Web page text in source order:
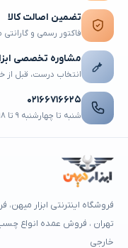
تضمین اصالت کالا
فاکتور رسمی و گارانتی
مشاوره تخصصی
انتخاب درست، قبل از
۰۲۱۶۶۷۱۶۶۲۵
شنبه تا چهارشنبه ۹ تا ۱۸
فروشگاه اینترنتی ابزار میهن،
تهران ، فروش عمده انواع چسب
خارجی